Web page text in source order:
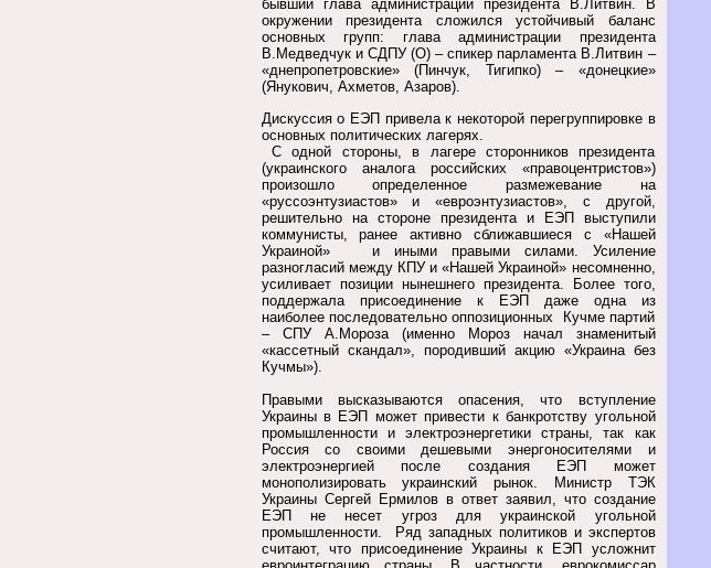
бывший глава администрации президента В.Литвин. В
окружении президента сложился устойчивый баланс
основных групп: глава администрации президента
В.Медведчук и СДПУ (О) – спикер парламента В.Литвин –
«днепропетровские» (Пинчук, Тигипко) – «донецкие»
(Янукович, Ахметов, Азаров).
Дискуссия о ЕЭП привела к некоторой перегруппировке в
основных политических лагерях.
С одной стороны, в лагере сторонников президента
(украинского аналога российских «правоцентристов»)
произошло определенное размежевание на
«руссоэнтузиастов» и «евроэнтузиастов», с другой,
решительно на стороне президента и ЕЭП выступили
коммунисты, ранее активно сближавшиеся с «Нашей
Украиной» и иными правыми силами. Усиление
разногласий между КПУ и «Нашей Украиной» несомненно,
усиливает позиции нынешнего президента. Более того,
поддержала присоединение к ЕЭП даже одна из
наиболее последовательно оппозиционных Кучме партий
– СПУ А.Мороза (именно Мороз начал знаменитый
«кассетный скандал», породивший акцию «Украина без
Кучмы»).
Правыми высказываются опасения, что вступление
Украины в ЕЭП может привести к банкротству угольной
промышленности и электроэнергетики страны, так как
Россия со своими дешевыми энергоносителями и
электроэнергией после создания ЕЭП может
монополизировать украинский рынок. Министр ТЭК
Украины Сергей Ермилов в ответ заявил, что создание
ЕЭП не несет угроз для украинской угольной
промышленности. Ряд западных политиков и экспертов
считают, что присоединение Украины к ЕЭП усложнит